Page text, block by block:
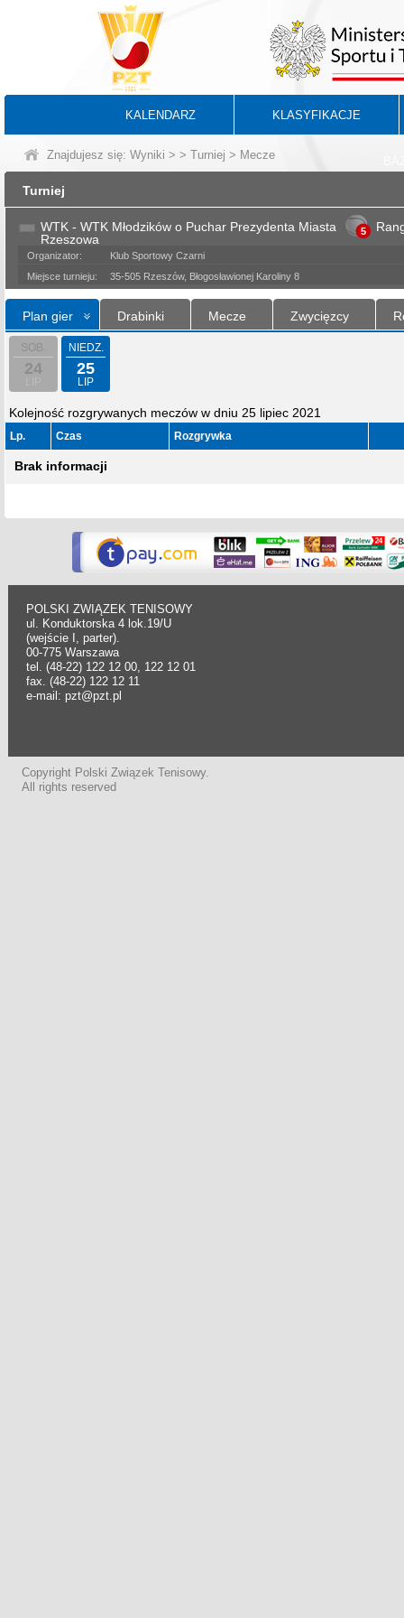
KALENDARZ KLASYFIKACJE
Znajdujesz się: Wyniki > > Turniej > Mecze
Turniej
WTK - WTK Młodzików o Puchar Prezydenta Miasta
Rzeszowa
5
Organizator:
Klub Sportowy Czarni
Miejsce turnieju:
35-505 Rzeszów, Błogosławionej Karoliny 8
Plan gier Drabinki Mecze Zwycięzcy
SOB.
24
NIEDZ.
25
LIP
Kolejność rozgrywanych meczów w dniu 25 lipiec 2021
Lp. Czas Rozgrywka
Brak informacji
POLSKI ZWIĄZEK TENISOWY
ul. Konduktorska 4 lok.19/U
(wejście I, parter).
00-775 Warszawa
tel. (48-22) 122 12 00, 122 12 01
fax. (48-22) 122 12 11
e-mail: pzt@pzt.pl
Copyright Polski Związek Tenisowy.
All rights reserved